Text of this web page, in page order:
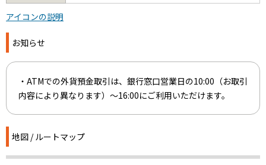
アイコンの説明
お知らせ
・ATMでの外貨預金取引は、銀行窓口営業日の10:00（お取引
内容により異なります）～16:00にご利用いただけます。
地図 / ルートマップ